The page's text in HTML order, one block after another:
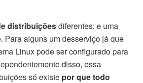
distribuiçõesdiferentes; e uma
Para alguns um desserviço já que
Linux pode ser configurado para
disso, essa
só existe por que todo